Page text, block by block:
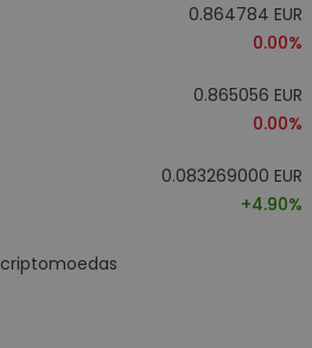
0.864784 EUR
0.00%
0.865056 EUR
0.00%
0.083269000 EUR
+4.90%
criptomoedas